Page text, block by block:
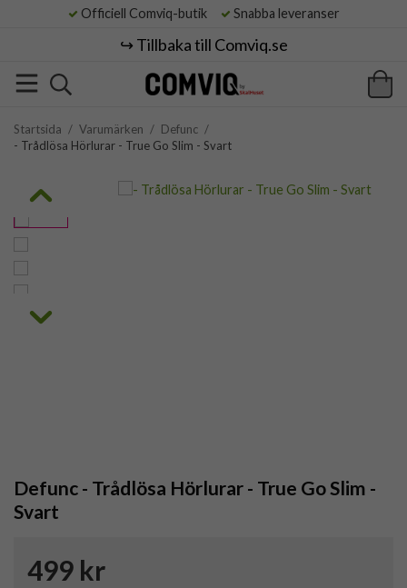
Officiell Comviq-butik Snabba leveranser
↪️ Tillbaka till Comviq.se
Startsida / Varumärken / Defunc /
- Trådlösa Hörlurar - True Go Slim - Svart
Defunc - Trådlösa Hörlurar - True Go Slim -
Svart
499 kr